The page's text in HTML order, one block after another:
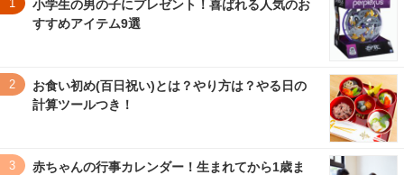
1
小学生の男の子にプレゼント！喜ばれる人気のお
すすめアイテム9選
2
お食い初め(百日祝い)とは？やり方は？やる日の
計算ツールつき！
3
赤ちゃんの行事カレンダー！生まれてから1歳ま